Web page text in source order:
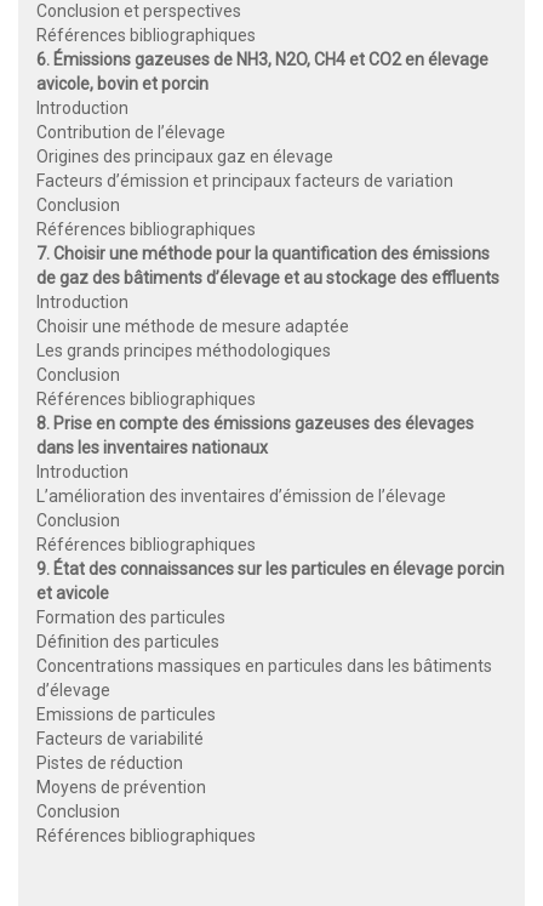
Conclusion et perspectives
Références bibliographiques
6. Émissions gazeuses de NH3, N2O, CH4 et CO2 en élevage
avicole, bovin et porcin
Introduction
Contribution de l’élevage
Origines des principaux gaz en élevage
Facteurs d’émission et principaux facteurs de variation
Conclusion
Références bibliographiques
7. Choisir une méthode pour la quantification des émissions
de gaz des bâtiments d’élevage et au stockage des effluents
Introduction
Choisir une méthode de mesure adaptée
Les grands principes méthodologiques
Conclusion
Références bibliographiques
8. Prise en compte des émissions gazeuses des élevages
dans les inventaires nationaux
Introduction
L’amélioration des inventaires d’émission de l’élevage
Conclusion
Références bibliographiques
9. État des connaissances sur les particules en élevage porcin
et avicole
Formation des particules
Définition des particules
Concentrations massiques en particules dans les bâtiments
d’élevage
Emissions de particules
Facteurs de variabilité
Pistes de réduction
Moyens de prévention
Conclusion
Références bibliographiques